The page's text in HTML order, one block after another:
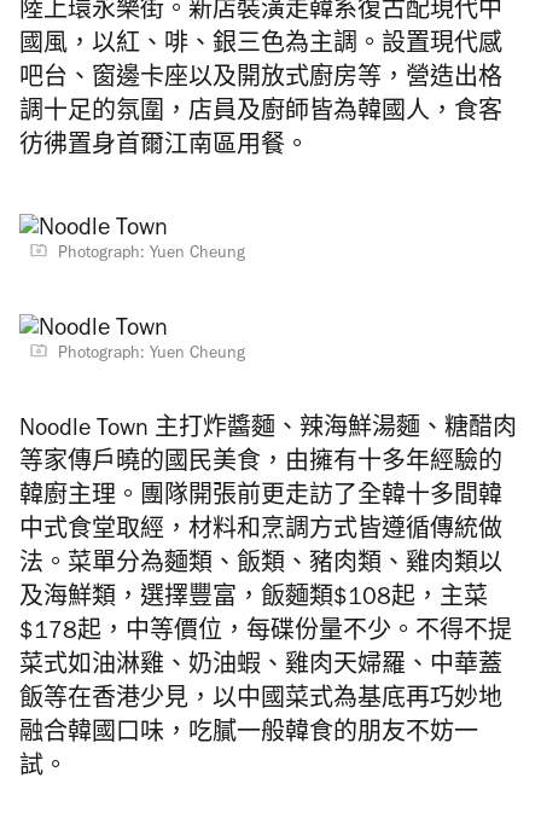
陸上環永樂街。新店裝潢走韓系復古配現代中
國風，以紅、啡、銀三色為主調。設置現代感
吧台、窗邊卡座以及開放式廚房等，營造出格
調十足的氛圍，店員及廚師皆為韓國人，食客
彷彿置身首爾江南區用餐。
Photograph: Yuen Cheung
Photograph: Yuen Cheung
Noodle Town 主打炸醬麵、辣海鮮湯麵、糖醋肉
等家傳戶曉的國民美食，由擁有十多年經驗的
韓廚主理。團隊開張前更走訪了全韓十多間韓
中式食堂取經，材料和烹調方式皆遵循傳統做
法。菜單分為麵類、飯類、豬肉類、雞肉類以
及海鮮類，選擇豐富，飯麵類$108起，主菜
$178起，中等價位，每碟份量不少。不得不提
菜式如油淋雞、奶油蝦、雞肉天婦羅、中華蓋
飯等在香港少見，以中國菜式為基底再巧妙地
融合韓國口味，吃膩一般韓食的朋友不妨一
試。